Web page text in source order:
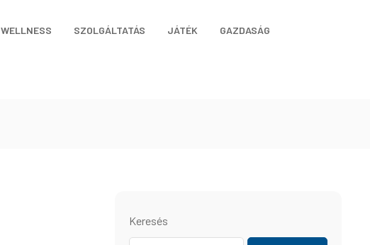
WELLNESS SZOLGÁLTATÁS JÁTÉK GAZDASÁG
Keresés